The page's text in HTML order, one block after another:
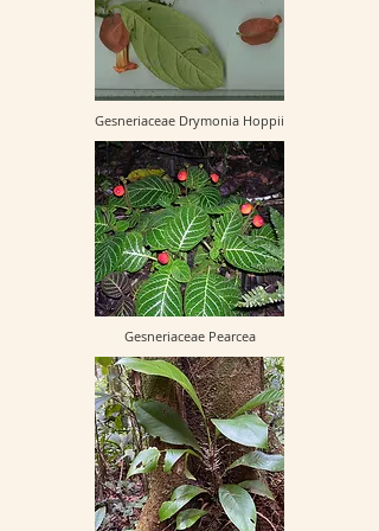
Gesneriaceae Drymonia Hoppii
Gesneriaceae Pearcea